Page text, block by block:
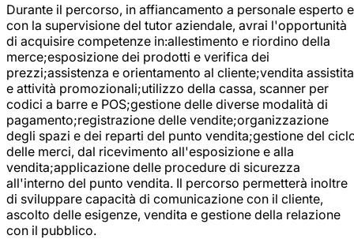
Durante il percorso, in affiancamento a personale esperto e
con la supervisione del tutor aziendale, avrai l'opportunità
di acquisire competenze in:allestimento e riordino della
merce;esposizione dei prodotti e verifica dei
prezzi;assistenza e orientamento al cliente;vendita assistita
e attività promozionali;utilizzo della cassa, scanner per
codici a barre e POS;gestione delle diverse modalità di
pagamento;registrazione delle vendite;organizzazione
degli spazi e dei reparti del punto vendita;gestione del
delle merci, dal ricevimento all'esposizione e alla
vendita;applicazione delle procedure di sicurezza
all'interno del punto vendita. Il percorso permetterà inoltre
di sviluppare capacità di comunicazione con il cliente,
ascolto delle esigenze, vendita e gestione della relazione
con il pubblico.